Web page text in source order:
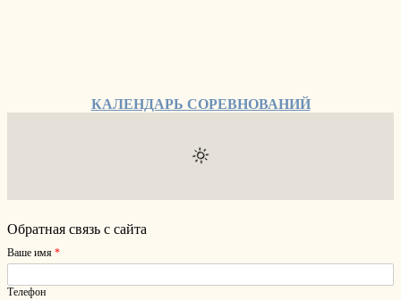
КАЛЕНДАРЬ СОРЕВНОВАНИЙ
Обратная связь с сайта
Ваше имя *
Телефон